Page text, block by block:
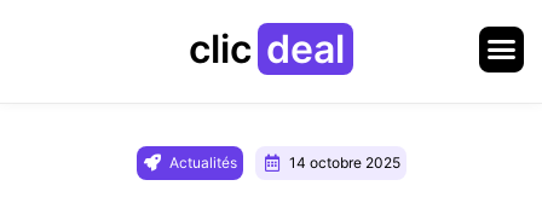
clic deal
Actualités 14 octobre 2025